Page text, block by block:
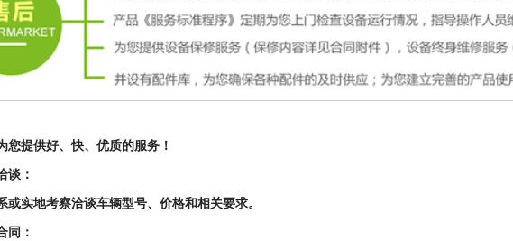
您提供好、快、优质的服务！
谈：
或实地考察洽谈车辆型号、价格和相关要求。
同：